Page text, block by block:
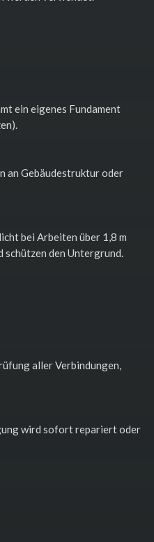
ein eigenes Fundament
an Gebäudestruktur oder
bei Arbeiten über 1,8 m
schützen den Untergrund.
aller Verbindungen,
wird sofort repariert oder